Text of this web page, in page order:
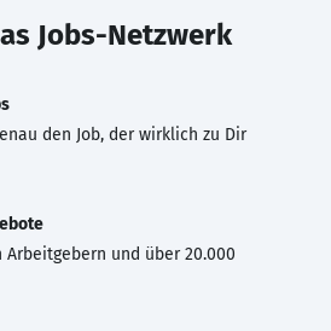
Jobs-Netzwerk
den Job, der wirklich zu Dir
Arbeitgebern und über 20.000